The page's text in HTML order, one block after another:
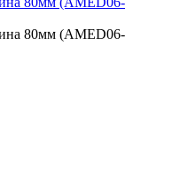
80мм (AMED06-